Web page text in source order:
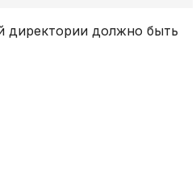
директории должно быть